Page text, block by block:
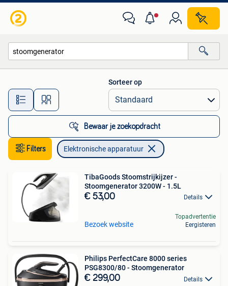
Alle afstanden…
Sorteer op
Bewaar je zoekopdracht
Filters Elektronische apparatuur
TibaGoods Stoomstrijkijzer -
Stoomgenerator 3200W - 1.5L
€ 53,00 Details
Bezoek website
Topadvertentie
Eergisteren
Philips PerfectCare 8000 series
PSG8300/80 - Stoomgenerator
€ 299,00 Details